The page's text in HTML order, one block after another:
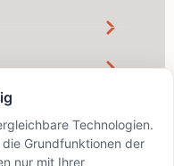
Technologien.
Grundfunktionen der
nur mit Ihrer